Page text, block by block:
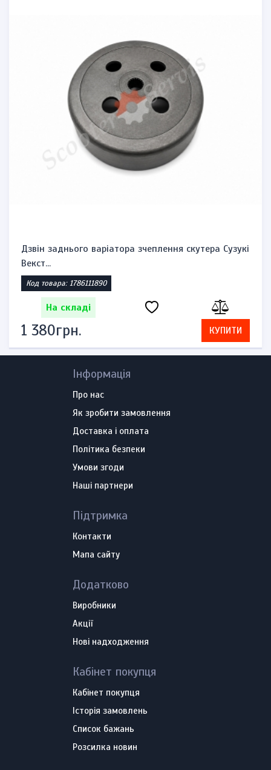
Дзвін заднього варіатора зчеплення скутера Сузукі
Векст...
Код товара: 1786111890
На складі
1 380грн. КУПИТИ
Інформація
Про нас
Як зробити замовлення
Доставка і оплата
Політика безпеки
Умови згоди
Наші партнери
Підтримка
Контакти
Мапа сайту
Додатково
Виробники
Акції
Нові надходження
Кабінет покупця
Кабінет покупця
Історія замовлень
Список бажань
Розсилка новин